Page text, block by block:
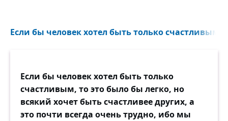
Если бы человек хотел быть только счастливым,
Если бы человек хотел быть только
счастливым, то это было бы легко, но
всякий хочет быть счастливее других, а
это почти всегда очень трудно, ибо мы